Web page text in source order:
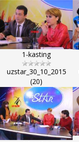
1-kasting
uzstar_30_10_2015
(20)